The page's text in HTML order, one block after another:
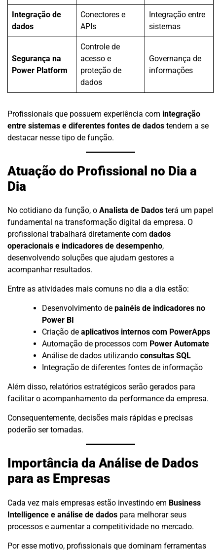
Integração de
dados
Conectores e
APIs
Integração entre
sistemas
Segurança na
Power Platform
Controle de
acesso e
proteção de
dados
Governança de
informações
Profissionais que possuem experiência com integração
entre sistemas e diferentes fontes de dados tendem a se
destacar nesse tipo de função.
Atuação do Profissional no Dia a
Dia
No cotidiano da função, o Analista de Dados terá um papel
fundamental na transformação digital da empresa. O
profissional trabalhará diretamente com dados
operacionais e indicadores de desempenho,
desenvolvendo soluções que ajudam gestores a
acompanhar resultados.
Entre as atividades mais comuns no dia a dia estão:
Desenvolvimento de painéis de indicadores no
Power BI
Criação de aplicativos internos com PowerApps
Automação de processos com Power Automate
Análise de dados utilizando consultas SQL
Integração de diferentes fontes de informação
Além disso, relatórios estratégicos serão gerados para
facilitar o acompanhamento da performance da empresa.
Consequentemente, decisões mais rápidas e precisas
poderão ser tomadas.
Importância da Análise de Dados
para as Empresas
Cada vez mais empresas estão investindo em Business
Intelligence e análise de dados para melhorar seus
processos e aumentar a competitividade no mercado.
Por esse motivo, profissionais que dominam ferramentas